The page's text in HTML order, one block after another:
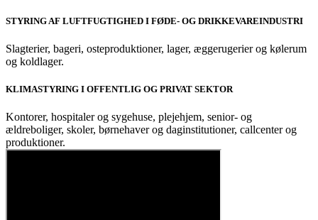
STYRING AF LUFTFUGTIGHED I FØDE- OG DRIKKEVAREINDUSTRI
Slagterier, bageri, osteproduktioner, lager, æggerugerier og kølerum
og koldlager.
KLIMASTYRING I OFFENTLIG OG PRIVAT SEKTOR
Kontorer, hospitaler og sygehuse, plejehjem, senior- og
ældreboliger, skoler, børnehaver og daginstitutioner, callcenter og
produktioner.